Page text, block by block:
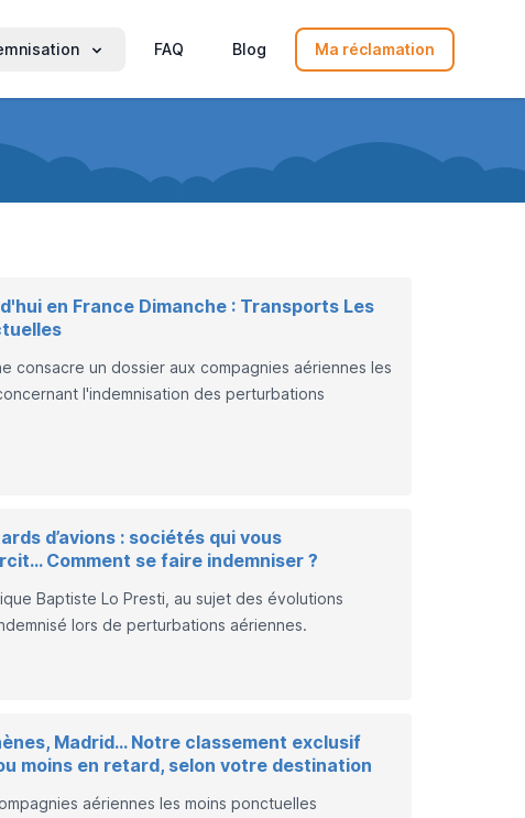
FAQ Blog Ma réclamation
en France Dimanche : Transports Les
consacre un dossier aux compagnies aériennes les
l'indemnisation des perturbations
d’avions : sociétés qui vous
Comment se faire indemniser ?
Baptiste Lo Presti , au sujet des évolutions
lors de perturbations aériennes.
Madrid… Notre classement exclusif
moins en retard, selon votre destination
aériennes les moins ponctuelles